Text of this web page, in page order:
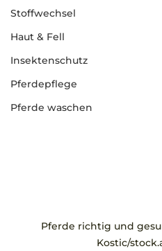
Stoffwechsel
Haut & Fell
Insektenschutz
Pferdepflege
Pferde waschen
Pferde richtig und
Kostic/